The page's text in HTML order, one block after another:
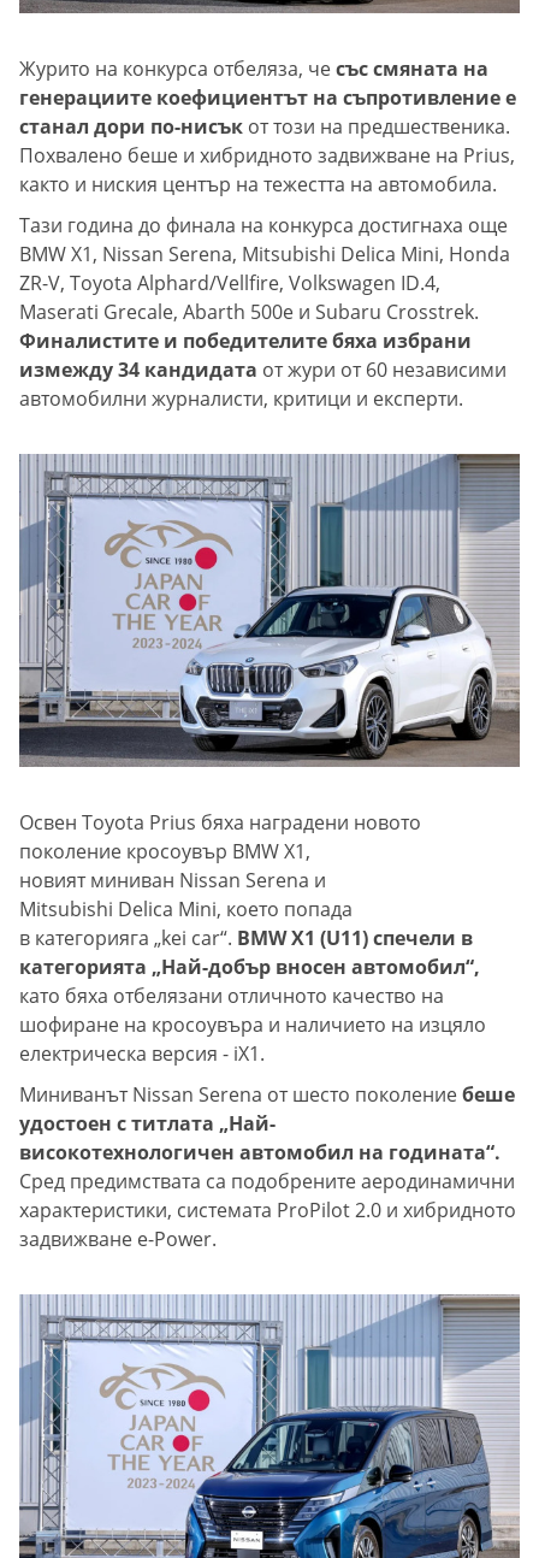
Журито на конкурса отбеляза, чесъс смяната на
генерациите коефициентът на съпротивление е
станал дори по-нисък от този на предшественика.
Похвалено беше и хибридното задвижване на Prius,
както и ниския център на тежестта на автомобила.
Тази година до финала на конкурса достигнаха още
BMW X1, Nissan Serena, Mitsubishi Delica Mini, Honda
ZR-V, Toyota Alphard/Vellfire, Volkswagen ID.4,
Maserati Grecale, Abarth 500e и Subaru Crosstrek.
Финалистите и победителите бяха избрани
измежду 34 кандидата от жури от 60 независими
автомобилни журналисти, критици и експерти.
Освен Toyota Prius бяха наградени новото
поколение кросоувър BMW X1,
новият миниван Nissan Serena и
Mitsubishi Delica Mini, което попада
в категорияга „kei car“. BMW X1 (U11) спечели в
категорията „Най-добър вносен автомобил“,
като бяха отбелязани отличното качество на
шофиране на кросоувъра и наличието на изцяло
електрическа версия - iX1.
Миниванът Nissan Serena от шесто поколениебеше
удостоен с титлата „Най-
високотехнологичен автомобил на годината“.
Сред предимствата са подобрените аеродинамични
характеристики, системата ProPilot 2.0 и хибридното
задвижване e-Power.